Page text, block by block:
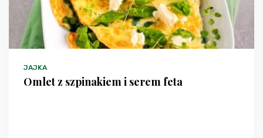
JAJKA
Omlet z szpinakiem i serem feta